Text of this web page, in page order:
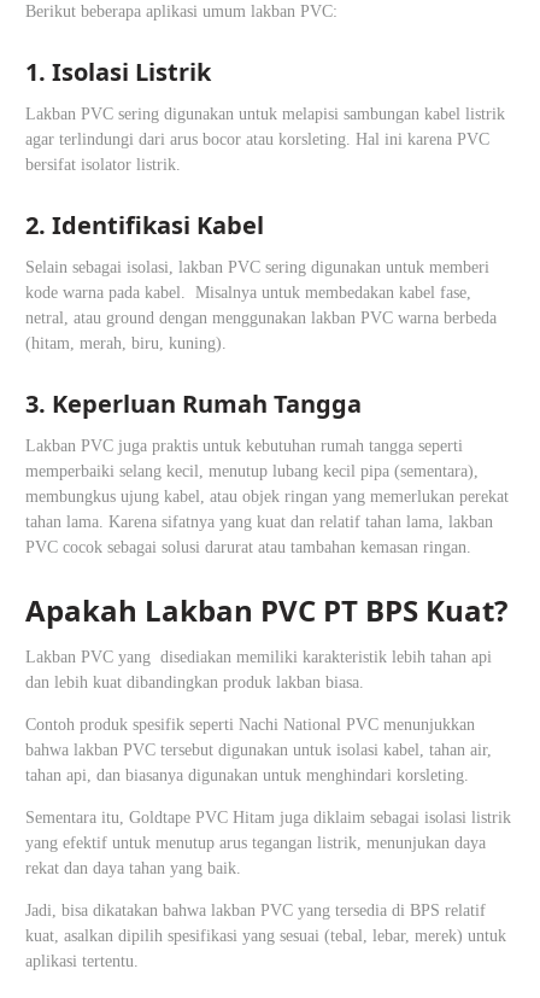
Berikut beberapa aplikasi umum lakban PVC:
1. Isolasi Listrik
Lakban PVC sering digunakan untuk melapisi sambungan kabel listrik
agar terlindungi dari arus bocor atau korsleting. Hal ini karena PVC
bersifat isolator listrik.
2. Identifikasi Kabel
Selain sebagai isolasi, lakban PVC sering digunakan untuk memberi
kode warna pada kabel. Misalnya untuk membedakan kabel fase,
netral, atau ground dengan menggunakan lakban PVC warna berbeda
(hitam, merah, biru, kuning).
3. Keperluan Rumah Tangga
Lakban PVC juga praktis untuk kebutuhan rumah tangga seperti
memperbaiki selang kecil, menutup lubang kecil pipa (sementara),
membungkus ujung kabel, atau objek ringan yang memerlukan perekat
tahan lama. Karena sifatnya yang kuat dan relatif tahan lama, lakban
PVC cocok sebagai solusi darurat atau tambahan kemasan ringan.
Apakah Lakban PVC PT BPS Kuat?
Lakban PVC yang disediakan memiliki karakteristik lebih tahan api
dan lebih kuat dibandingkan produk lakban biasa.
Contoh produk spesifik seperti Nachi National PVC menunjukkan
bahwa lakban PVC tersebut digunakan untuk isolasi kabel, tahan air,
tahan api, dan biasanya digunakan untuk menghindari korsleting.
Sementara itu, Goldtape PVC Hitam juga diklaim sebagai isolasi listrik
yang efektif untuk menutup arus tegangan listrik, menunjukan daya
rekat dan daya tahan yang baik.
Jadi, bisa dikatakan bahwa lakban PVC yang tersedia di BPS relatif
kuat, asalkan dipilih spesifikasi yang sesuai (tebal, lebar, merek) untuk
aplikasi tertentu.